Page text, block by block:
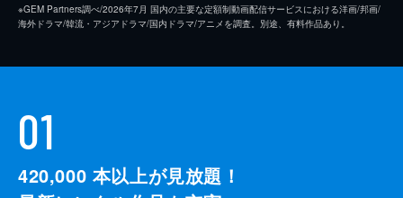
※GEM Partners調べ/2026年7⽉ 国内の主要な定額制動画配信サービスにおける洋画/邦画/
海外ドラマ/韓流・アジアドラマ/国内ドラマ/アニメを調査。別途、有料作品あり。
01
420,000 本以上が見放題！